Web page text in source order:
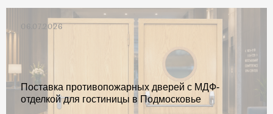
06.07.2026
Поставка противопожарных дверей с МДФ-
отделкой для гостиницы в Подмосковье